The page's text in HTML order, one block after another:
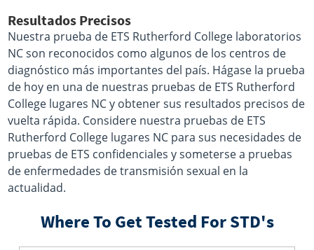
Resultados Precisos
Nuestra prueba de ETS Rutherford College laboratorios
NC son reconocidos como algunos de los centros de
diagnóstico más importantes del país. Hágase la prueba
de hoy en una de nuestras pruebas de ETS Rutherford
College lugares NC y obtener sus resultados precisos de
vuelta rápida. Considere nuestra pruebas de ETS
Rutherford College lugares NC para sus necesidades de
pruebas de ETS confidenciales y someterse a pruebas
de enfermedades de transmisión sexual en la
actualidad.
Where To Get Tested For STD's